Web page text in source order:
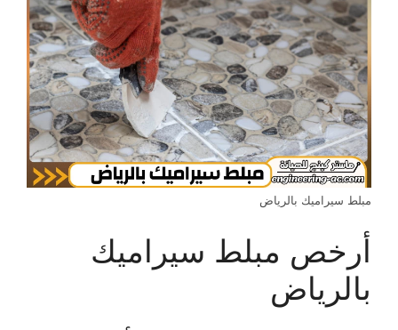
مبلط سيراميك بالرياض
أرخص مبلط سيراميك
بالرياض